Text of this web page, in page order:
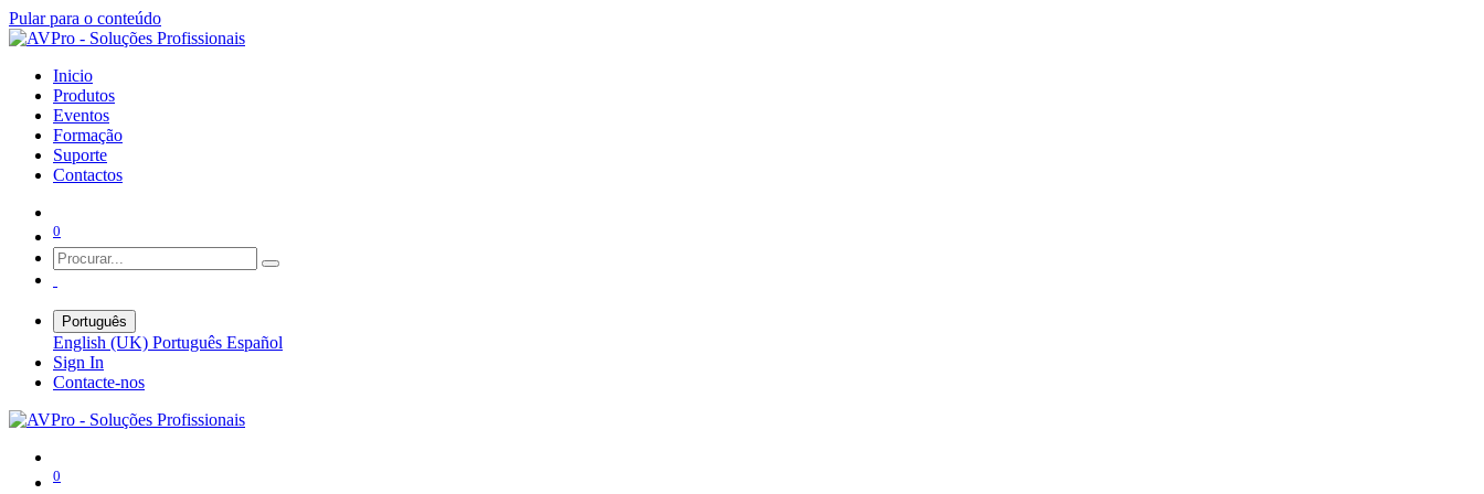
Pular para o conteúdo
Inicio
Produtos
Eventos
Formação
Suporte
Contactos
0
Português
English (UK) Português Español
Sign In
Contacte-nos
0